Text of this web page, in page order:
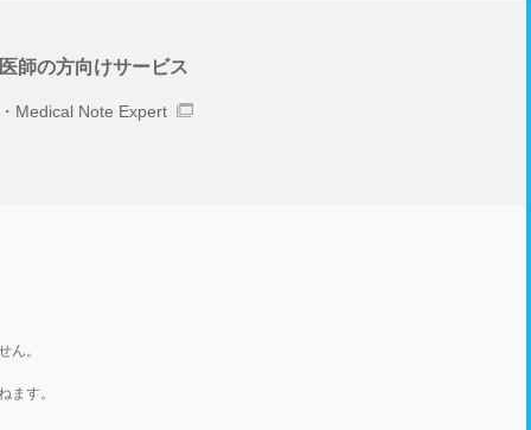
医師の方向けサービス
Medical Note Expert
ん。
ます。